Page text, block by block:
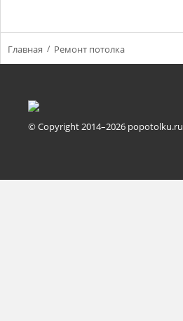
Главная Ремонт потолка
© Copyright 2014–2026 popotolku.ru